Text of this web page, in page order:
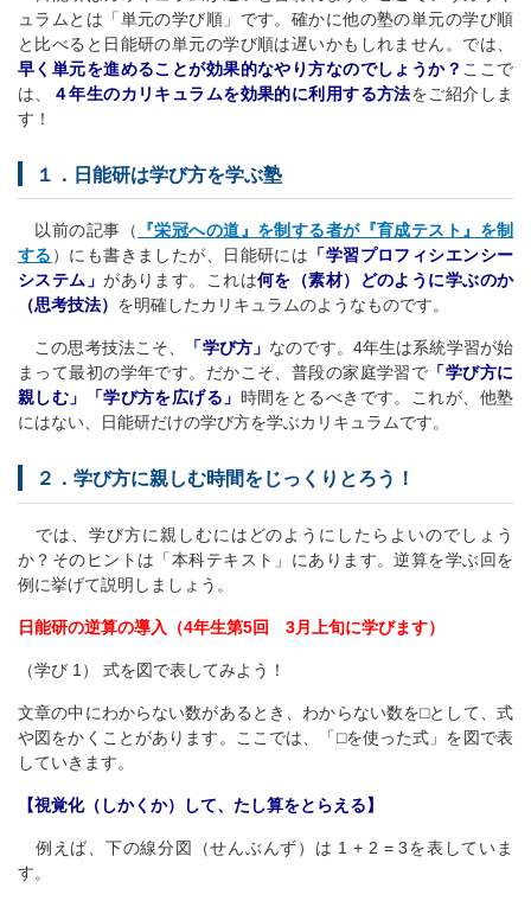
ュラムとは「単元の学び順」です。確かに他の塾の単元の学び順
と比べると日能研の単元の学び順は遅いかもしれません。では、
早く単元を進めることが効果的なやり方なのでしょうか？ ここで
は、
４年生のカリキュラムを効果的に利用する方法をご紹介しま
す！
１．日能研は学び方を学ぶ塾
以前の記事（
『栄冠への道』を制する者が『育成テスト』を制
する ）にも書きましたが、日能研には 「学習プロフィシエンシー
システム」があります。これは何を（素材）どのように学ぶのか
（思考技法） を明確したカリキュラムのようなものです。
この思考技法こそ、 「学び方」 なのです。4年生は系統学習が始
まって最初の学年です。だかこそ、普段の家庭学習で 「学び方に
親しむ」「学び方を広げる」 時間をとるべきです。これが、他塾
にはない、日能研だけの学び方を学ぶカリキュラムです。
２．学び方に親しむ時間をじっくりとろう！
では、学び方に親しむにはどのようにしたらよいのでしょう
か？そのヒントは「本科テキスト」にあります。逆算を学ぶ回を
例に挙げて説明しましょう。
日能研の逆算の導入（4年生第5回 3月上旬に学びます）
（学び 1） 式を図で表してみよう！
文章の中にわからない数があるとき、わからない数を⬜︎として、式
や図をかくことがあります。ここでは、「⬜︎を使った式」を図で表
していきます。
【視覚化（しかくか）して、たし算をとらえる】
例えば、下の線分図（せんぶんず）は 1 + 2 = 3を表していま
す。